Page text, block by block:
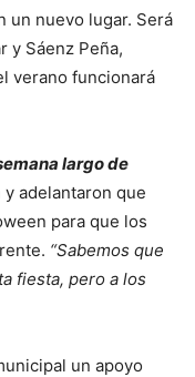
un nuevo lugar. Será
y Sáenz Peña,
verano funcionará
largo de
adelantaron que
para que los
“Sabemos que
fiesta, pero a los
un apoyo